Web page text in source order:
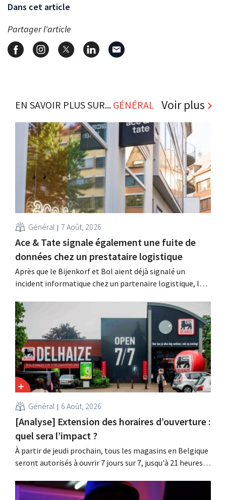
Dans cet article
Partager l'article
EN SAVOIR PLUS SUR... GÉNÉRAL Voir plus
Général 7 Août, 2026
Ace & Tate signale également une fuite de
données chez un prestataire logistique
Après que le Bijenkorf et Bol aient déjà signalé un
incident informatique chez un partenaire logistique, la
clients d'une fuite de données. Les données financières,
les noms d'utilisateur et les mots de passe n'ont pas été
affectés.
Général 6 Août, 2026
[Analyse] Extension des horaires d’ouverture :
quel sera l’impact ?
À partir de jeudi prochain, tous les magasins en Belgique
seront autorisés à ouvrir 7 jours sur 7, jusqu'à 21 heures.
faut. De plus, la législation du travail constitue un